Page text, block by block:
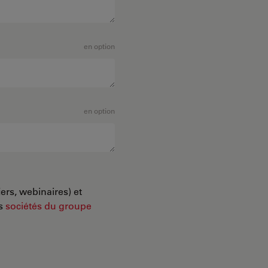
en option
en option
webinaires) et
sociétés du groupe